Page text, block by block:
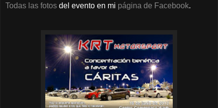
Todas las fotos del evento en mi página de Facebook.